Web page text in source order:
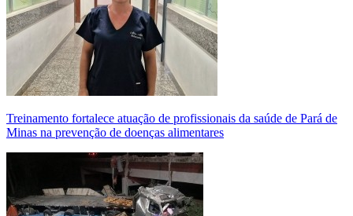
Treinamento fortalece atuação de profissionais da saúde de Pará de
Minas na prevenção de doenças alimentares